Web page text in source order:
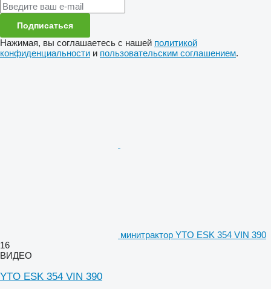
Подписаться
Нажимая, вы соглашаетесь с нашей политикой
конфиденциальности и пользовательским соглашением.
минитрактор YTO ESK 354 VIN 390
16
ВИДЕО
YTO ESK 354 VIN 390